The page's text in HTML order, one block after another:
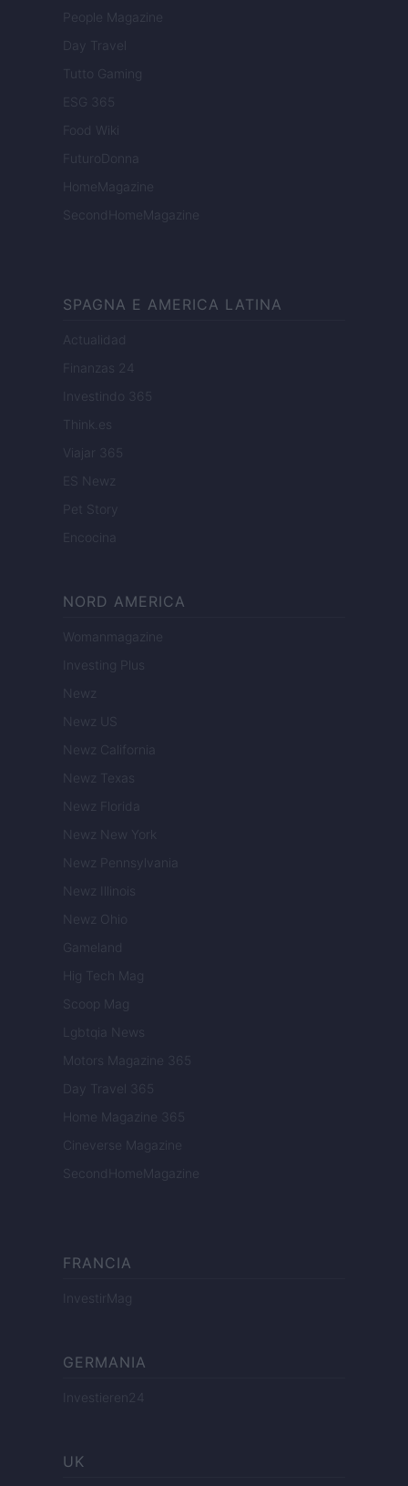
People Magazine
Day Travel
Tutto Gaming
ESG 365
Food Wiki
FuturoDonna
HomeMagazine
SecondHomeMagazine
SPAGNA E AMERICA LATINA
Actualidad
Finanzas 24
Investindo 365
Think.es
Viajar 365
ES Newz
Pet Story
Encocina
NORD AMERICA
Womanmagazine
Investing Plus
Newz
Newz US
Newz California
Newz Texas
Newz Florida
Newz New York
Newz Pennsylvania
Newz Illinois
Newz Ohio
Gameland
Hig Tech Mag
Scoop Mag
Lgbtqia News
Motors Magazine 365
Day Travel 365
Home Magazine 365
Cineverse Magazine
SecondHomeMagazine
FRANCIA
InvestirMag
GERMANIA
Investieren24
UK